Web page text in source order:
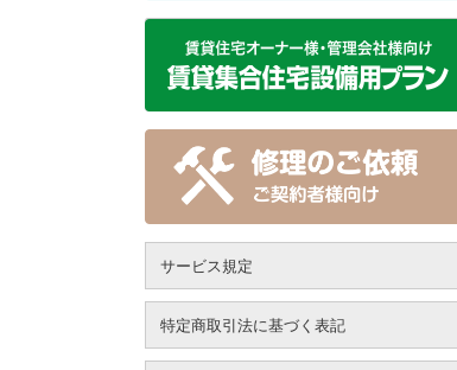
サービス規定
特定商取引法に基づく表記